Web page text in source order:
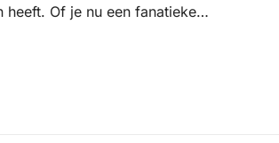
heeft. Of je nu een fanatieke
fietser of gepassioneerde ruiter